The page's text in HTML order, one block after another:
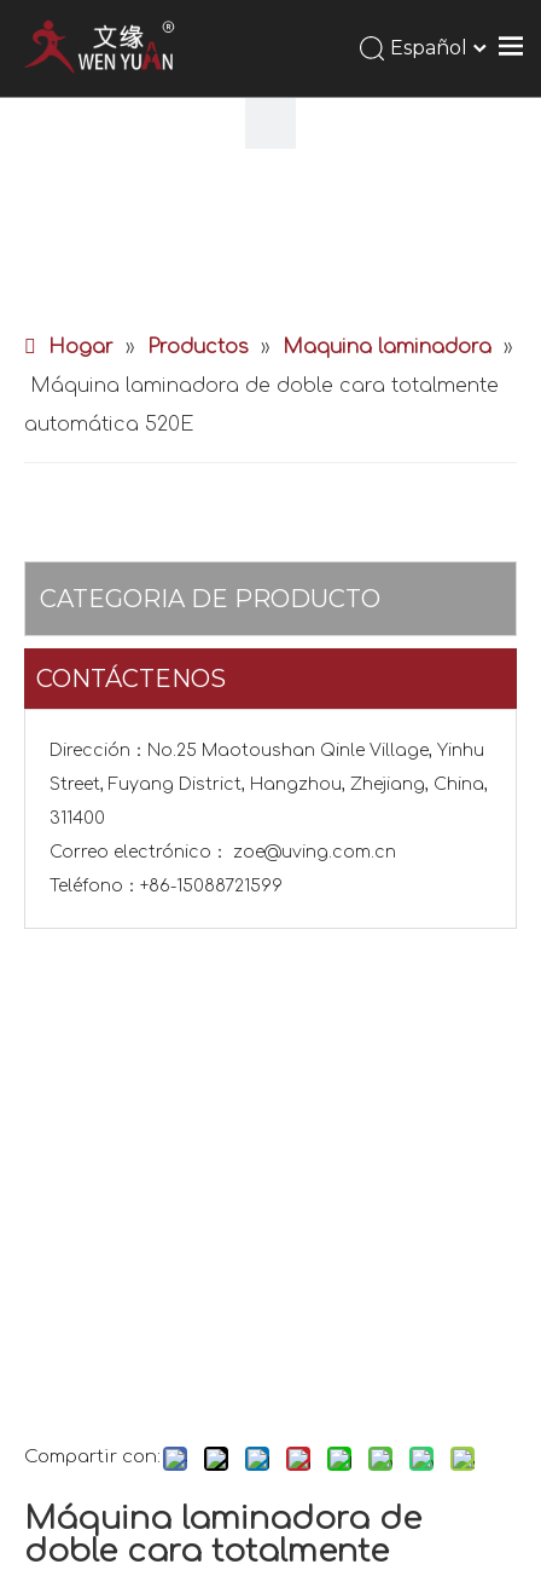
Español
Hogar » Productos » Maquina laminadora »
Máquina laminadora de doble cara totalmente
automática 520E
CATEGORIA DE PRODUCTO
CONTÁCTENOS
Dirección：No.25 Maotoushan Qinle Village, Yinhu
Street, Fuyang District, Hangzhou, Zhejiang, China,
311400
Correo electrónico： zoe@uving.com.cn
Teléfono：+86-15088721599
Compartir con:
Máquina laminadora de
doble cara totalmente